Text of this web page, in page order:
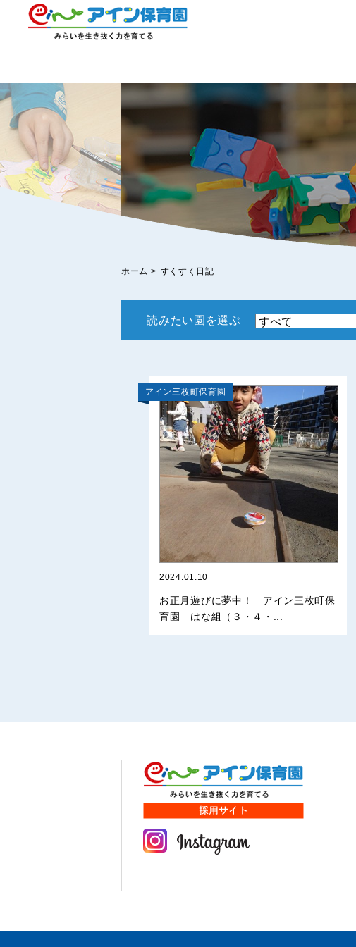
ホーム > すくすく日記
読みたい園を選ぶ
アイン三枚町保育園
2024.01.10
お正月遊びに夢中！ アイン三枚町保
育園 はな組（３・４・...